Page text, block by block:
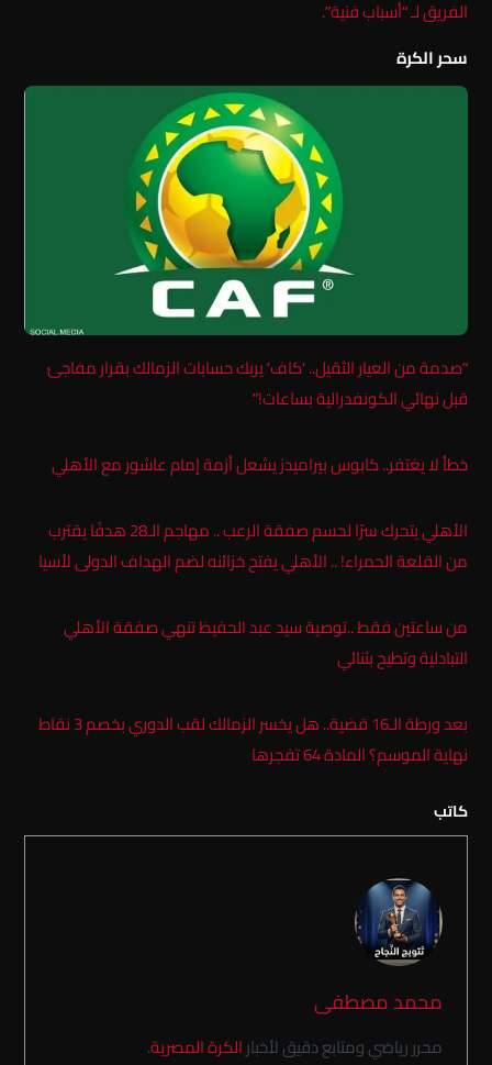
الفريق لـ “أسباب فنية”.
سحر الكرة
“صدمة من العيار الثقيل.. ‘كاف’ يربك حسابات الزمالك بقرار مفاجئ
قبل نهائي الكونفدرالية بساعات!”
خطأ لا يغتفر.. كابوس بيراميدز يشعل أزمة إمام عاشور مع الأهلي
الأهلي يتحرك سرًا لحسم صفقة الرعب .. مهاجم الـ28 هدفًا يقترب
من القلعة الحمراء! .. الأهلي يفتح خزائنه لضم الهداف الدولى لأسيا
من ساعتين فقط ..توصية سيد عبد الحفيظ تنهي صفقة الأهلي
التبادلية وتطيح بثنائي
بعد ورطة الـ16 قضية.. هل يخسر الزمالك لقب الدوري بخصم 3 نقاط
نهاية الموسم؟ المادة 64 تفجرها
كاتب
محمد مصطفى
محرر رياضي ومتابع دقيق لأخبارالكرة المصرية.